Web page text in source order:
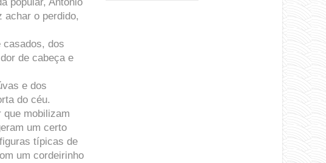
achar o perdido,
casados, dos
de cabeça e
e dos
do céu.
que mobilizam
um certo
típicas de
um cordeirinho